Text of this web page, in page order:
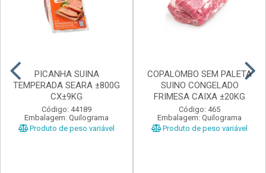
PICANHA SUINA
TEMPERADA SEARA ±800G
CX±9KG
Código: 44189
Embalagem: Quilograma
Produto de peso variável
COPALOMBO SEM PALETA
SUINO CONGELADO
FRIMESA CAIXA ±20KG
Código: 465
Embalagem: Quilograma
Produto de peso variável